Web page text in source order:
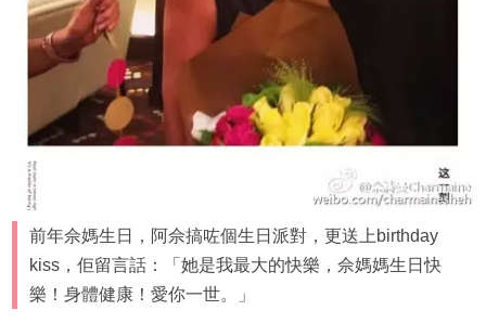
前年佘媽生日，阿佘搞咗個生日派對，更送上birthday
kiss，佢留言話：「她是我最大的快樂，佘媽媽生日快
樂！身體健康！愛你一世。」